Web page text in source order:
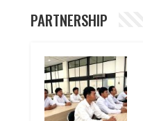
PARTNERSHIP